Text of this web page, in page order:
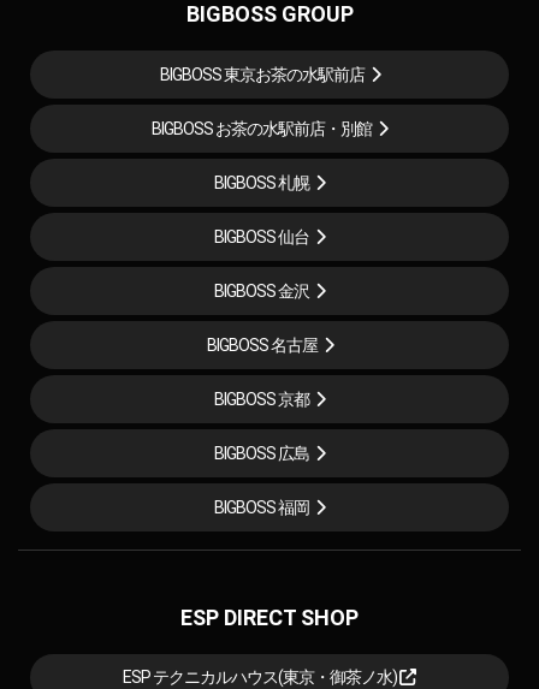
BIGBOSS GROUP
BIGBOSS 東京お茶の水駅前店
BIGBOSS お茶の水駅前店・別館
BIGBOSS 札幌
BIGBOSS 仙台
BIGBOSS 金沢
BIGBOSS 名古屋
BIGBOSS 京都
BIGBOSS 広島
BIGBOSS 福岡
ESP DIRECT SHOP
ESP テクニカルハウス(東京・御茶ノ水)